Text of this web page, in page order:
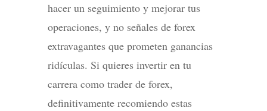
hacer un seguimiento y mejorar tus
operaciones, y no señales de forex
extravagantes que prometen ganancias
ridículas. Si quieres invertir en tu
carrera como trader de forex,
definitivamente recomiendo estas